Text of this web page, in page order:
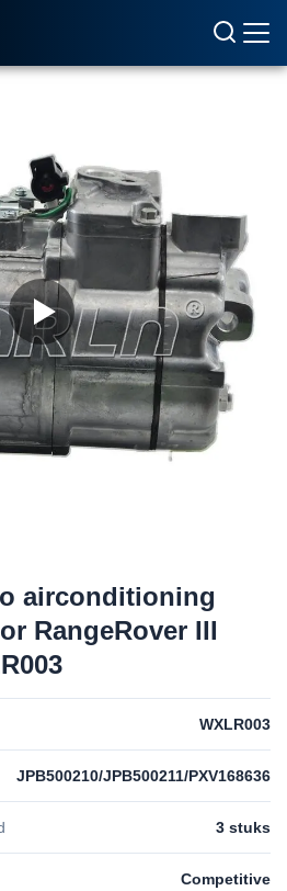
airconditioning
RangeRover III
WXLR003
JPB500210/JPB500211/PXV168636
3 stuks
Competitive